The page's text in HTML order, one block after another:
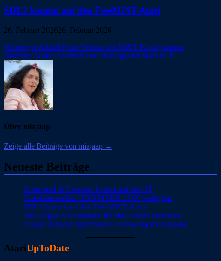
SDL2 kommt auf den FreeMiNT-Atari
26. Februar 202626. Februar 2026
Beitragsnavigation
Vorheriger Artikel Neue Version der MiNT-Konfiguration
Nächster Artikel Atari800 und Nostalgia für MacOS X
Über miajaap
Zeige alle Beiträge von miajaap →
Neueste Beiträge
Command & Conquer kommt auf den ST
Festplattentreiber HDDRIVER 13.00 verfügbar
SDL2 kommt auf den FreeMiNT-Atari
NoSTalgia: ST-Emulator für Mac feiert Comeback
Falcon Rebuild: Wizztronics Falcon-Nachbau bootet
AtariUpToDate